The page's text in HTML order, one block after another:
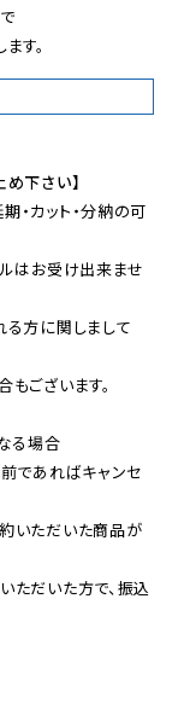
す。
下さい】
・カット・分納の可
はお受け出来ませ
る方に関しまして
ございます。
る場合
であればキャンセ
いただいた商品が
ただいた方で、振込